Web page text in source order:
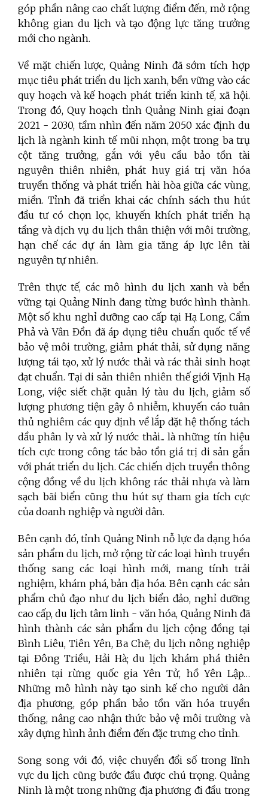
góp phần nâng cao chất lượng điểm đến, mở rộng
không gian du lịch và tạo động lực tăng trưởng
mới cho ngành.
Về mặt chiến lược, Quảng Ninh đã sớm tích hợp
mục tiêu phát triển du lịch xanh, bền vững vào các
quy hoạch và kế hoạch phát triển kinh tế, xã hội.
Trong đó, Quy hoạch tỉnh Quảng Ninh giai đoạn
2021 - 2030, tầm nhìn đến năm 2050 xác định du
lịch là ngành kinh tế mũi nhọn, một trong ba trụ
cột tăng trưởng, gắn với yêu cầu bảo tồn tài
nguyên thiên nhiên, phát huy giá trị văn hóa
truyền thống và phát triển hài hòa giữa các vùng,
miền. Tỉnh đã triển khai các chính sách thu hút
đầu tư có chọn lọc, khuyến khích phát triển hạ
tầng và dịch vụ du lịch thân thiện với môi trường,
hạn chế các dự án làm gia tăng áp lực lên tài
nguyên tự nhiên.
Trên thực tế, các mô hình du lịch xanh và bền
vững tại Quảng Ninh đang từng bước hình thành.
Một số khu nghỉ dưỡng cao cấp tại Hạ Long, Cẩm
Phả và Vân Đồn đã áp dụng tiêu chuẩn quốc tế về
bảo vệ môi trường, giảm phát thải, sử dụng năng
lượng tái tạo, xử lý nước thải và rác thải sinh hoạt
đạt chuẩn. Tại di sản thiên nhiên thế giới Vịnh Hạ
Long, việc siết chặt quản lý tàu du lịch, giảm số
lượng phương tiện gây ô nhiễm, khuyến cáo tuân
thủ nghiêm các quy định về lắp đặt hệ thống tách
dầu phân ly và xử lý nước thải... là những tín hiệu
tích cực trong công tác bảo tồn giá trị di sản gắn
với phát triển du lịch. Các chiến dịch truyền thông
cộng đồng về du lịch không rác thải nhựa và làm
sạch bãi biển cũng thu hút sự tham gia tích cực
của doanh nghiệp và người dân.
Bên cạnh đó, tỉnh Quảng Ninh nỗ lực đa dạng hóa
sản phẩm du lịch, mở rộng từ các loại hình truyền
thống sang các loại hình mới, mang tính trải
nghiệm, khám phá, bản địa hóa. Bên cạnh các sản
phẩm chủ đạo như du lịch biển đảo, nghỉ dưỡng
cao cấp, du lịch tâm linh - văn hóa, Quảng Ninh đã
hình thành các sản phẩm du lịch cộng đồng tại
Bình Liêu, Tiên Yên, Ba Chẽ; du lịch nông nghiệp
tại Đông Triều, Hải Hà; du lịch khám phá thiên
nhiên tại rừng quốc gia Yên Tử, hồ Yên Lập…
Những mô hình này tạo sinh kế cho người dân
địa phương, góp phần bảo tồn văn hóa truyền
thống, nâng cao nhận thức bảo vệ môi trường và
xây dựng hình ảnh điểm đến đặc trưng cho tỉnh.
Song song với đó, việc chuyển đổi số trong lĩnh
vực du lịch cũng bước đầu được chú trọng. Quảng
Ninh là một trong những địa phương đi đầu trong